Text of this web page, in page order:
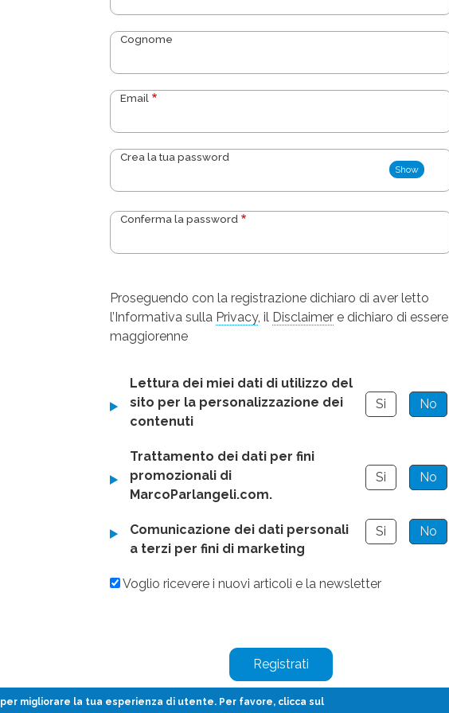
Cognome
Email
Show
Conferma la password
Proseguendo con la registrazione dichiaro di aver letto
l’Informativa sulla Privacy, il Disclaimer e dichiaro di essere
maggiorenne
Lettura dei miei dati di utilizzo del
sito per la personalizzazione dei
contenuti
No
Si
Trattamento dei dati per fini
promozionali di
MarcoParlangeli.com.
No
Si
Comunicazione dei dati personali
a terzi per fini di marketing
No
Si
Voglio ricevere i nuovi articoli e la newsletter
per migliorare la tua esperienza di utente. Per favore, clicca sul